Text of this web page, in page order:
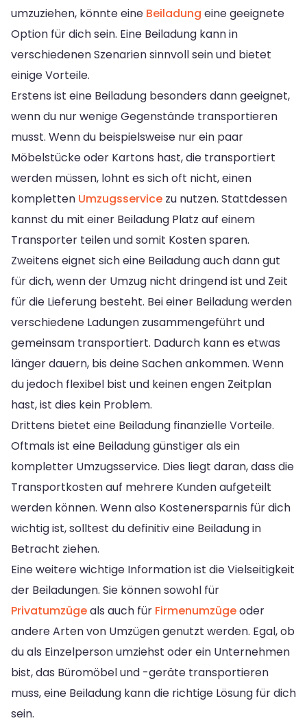
umzuziehen, könnte eine Beiladung eine geeignete
Option für dich sein. Eine Beiladung kann in
verschiedenen Szenarien sinnvoll sein und bietet
einige Vorteile.
Erstens ist eine Beiladung besonders dann geeignet,
wenn du nur wenige Gegenstände transportieren
musst. Wenn du beispielsweise nur ein paar
Möbelstücke oder Kartons hast, die transportiert
werden müssen, lohnt es sich oft nicht, einen
kompletten Umzugsservice zu nutzen. Stattdessen
kannst du mit einer Beiladung Platz auf einem
Transporter teilen und somit Kosten sparen.
Zweitens eignet sich eine Beiladung auch dann gut
für dich, wenn der Umzug nicht dringend ist und Zeit
für die Lieferung besteht. Bei einer Beiladung werden
verschiedene Ladungen zusammengeführt und
gemeinsam transportiert. Dadurch kann es etwas
länger dauern, bis deine Sachen ankommen. Wenn
du jedoch flexibel bist und keinen engen Zeitplan
hast, ist dies kein Problem.
Drittens bietet eine Beiladung finanzielle Vorteile.
Oftmals ist eine Beiladung günstiger als ein
kompletter Umzugsservice. Dies liegt daran, dass die
Transportkosten auf mehrere Kunden aufgeteilt
werden können. Wenn also Kostenersparnis für dich
wichtig ist, solltest du definitiv eine Beiladung in
Betracht ziehen.
Eine weitere wichtige Information ist die Vielseitigkeit
der Beiladungen. Sie können sowohl für
Privatumzügeals auch für Firmenumzügeoder
andere Arten von Umzügen genutzt werden. Egal, ob
du als Einzelperson umziehst oder ein Unternehmen
bist, das Büromöbel und -geräte transportieren
muss, eine Beiladung kann die richtige Lösung für dich
sein.